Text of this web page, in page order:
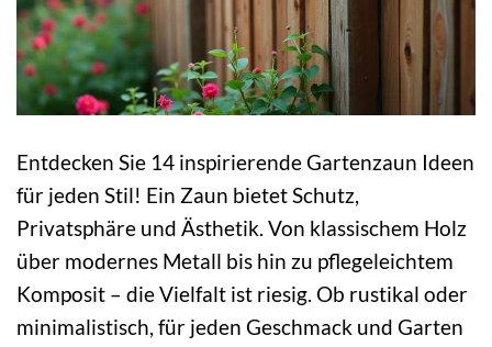
Entdecken Sie 14 inspirierende Gartenzaun Ideen
für jeden Stil! Ein Zaun bietet Schutz,
Privatsphäre und Ästhetik. Von klassischem Holz
über modernes Metall bis hin zu pflegeleichtem
Komposit – die Vielfalt ist riesig. Ob rustikal oder
minimalistisch, für jeden Geschmack und Garten